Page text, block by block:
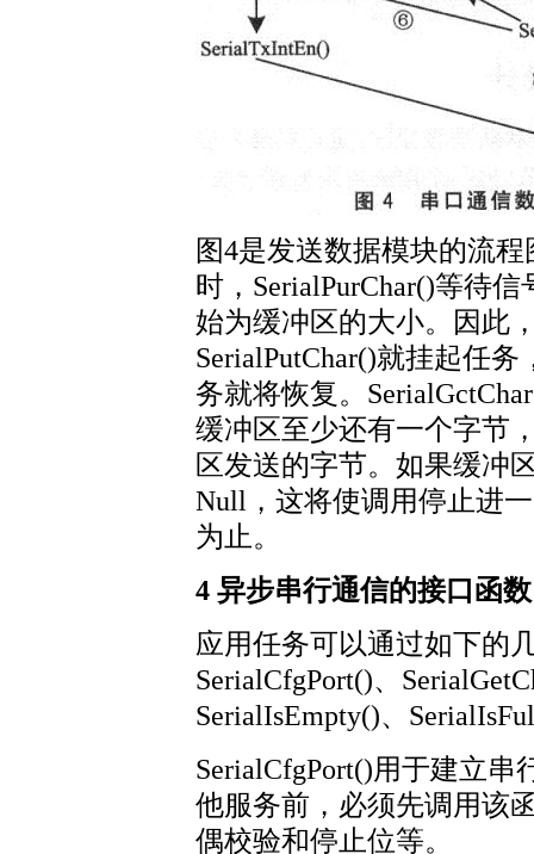
图4是发送数据模块的流
时，SerialPurChar()等待
始为缓冲区的大小。因此
SerialPutChar()就挂起任
务就将恢复。
缓冲区至少还有一个字节
区发送的字节。如果缓冲
Null，这将使调用停止进
为止。
4 异步串行通信的接口函数
应用任务可以通过如下的
SerialCfgPort()、
SerialIsEmpty()、
SerialCfgPort()用于建立
他服务前，必须先调用该
偶校验和停止位等。